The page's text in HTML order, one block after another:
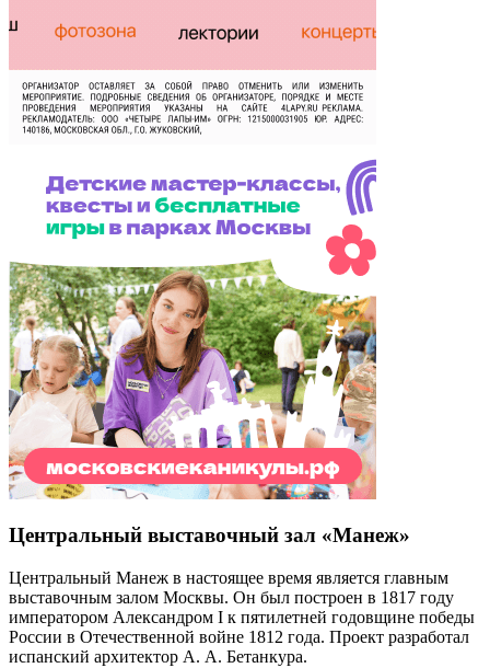
Центральный выставочный зал «Манеж»
Центральный Манеж в настоящее время является главным
выставочным залом Москвы. Он был построен в 1817 году
императором Александром I к пятилетней годовщине победы
России в Отечественной войне 1812 года. Проект разработал
испанский архитектор А. А. Бетанкура.